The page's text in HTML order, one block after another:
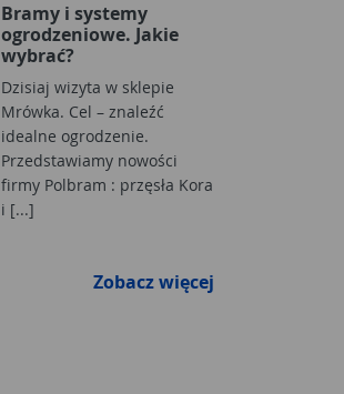
Bramy i systemy
ogrodzeniowe. Jakie
wybrać?
Dzisiaj wizyta w sklepie
Mrówka. Cel – znaleźć
idealne ogrodzenie.
Przedstawiamy nowości
firmy Polbram : przęsła Kora
i [...]
Zobacz więcej